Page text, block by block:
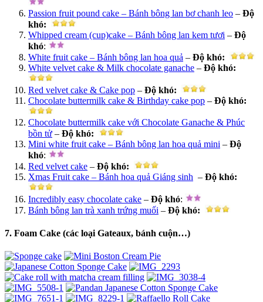
Passion fruit pound cake – Bánh bông lan bơ chanh leo – Độ
khó:
Whipped cream (cup)cake – Bánh bông lan kem tươi – Độ
khó:
White fruit cake – Bánh bông lan hoa quả – Độ khó:
White velvet cake & Milk chocolate ganache – Độ khó:
Red velvet cake & Cake pop – Độ khó:
Chocolate buttermilk cake & Birthday cake pop – Độ khó:
Chocolate buttermilk cake với Chocolate Ganache & Phúc
bồn tử – Độ khó:
Mini white fruit cake – Bánh bông lan hoa quả mini – Độ
khó:
Red velvet cake – Độ khó:
Xmas Fruit cake – Bánh hoa quả Giáng sinh – Độ khó:
Incredibly easy chocolate cake – Độ khó:
Bánh bông lan trà xanh trứng muối – Độ khó:
7. Foam Cake (các loại Gateaux, bánh cuộn…)